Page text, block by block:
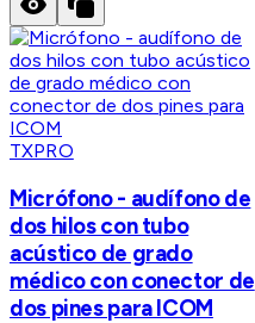
TXPRO
Micrófono - audífono de
dos hilos con tubo
acústico de grado
médico con conector de
dos pines para ICOM